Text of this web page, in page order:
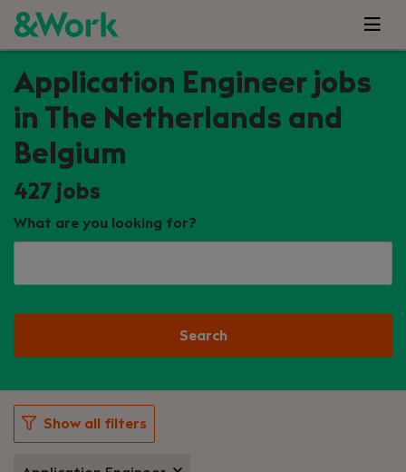
Application Engineer jobs
in The Netherlands and
Belgium
427 jobs
What are you looking for?
Search
Show all filters